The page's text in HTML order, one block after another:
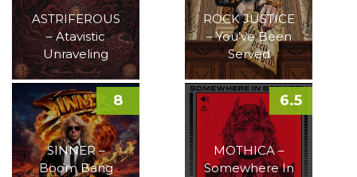
ASTRIFEROUS
– Atavistic
Unraveling
ROCK JUSTICE
– You’ve Been
Served
SINNER –
Boom Bang
8
MOTHICA –
Somewhere In
6.5